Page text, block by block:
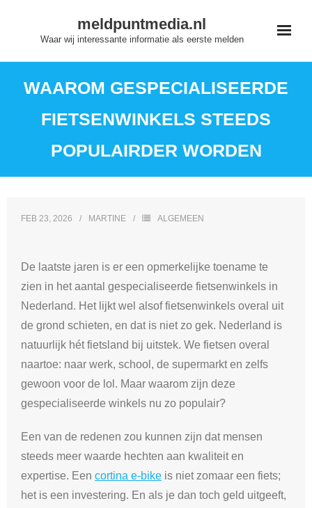
meldpuntmedia.nl
Waar wij interessante informatie als eerste melden
WAAROM GESPECIALISEERDE
FIETSENWINKELS STEEDS
POPULAIRDER WORDEN
FEB 23, 2026 MARTINE ALGEMEEN
De laatste jaren is er een opmerkelijke toename te
zien in het aantal gespecialiseerde fietsenwinkels in
Nederland. Het lijkt wel alsof fietsenwinkels overal uit
de grond schieten, en dat is niet zo gek. Nederland is
natuurlijk hét fietsland bij uitstek. We fietsen overal
naartoe: naar werk, school, de supermarkt en zelfs
gewoon voor de lol. Maar waarom zijn deze
gespecialiseerde winkels nu zo populair?
Een van de redenen zou kunnen zijn dat mensen
steeds meer waarde hechten aan kwaliteit en
expertise. Een cortina e-bike is niet zomaar een fiets;
het is een investering. En als je dan toch geld uitgeeft,